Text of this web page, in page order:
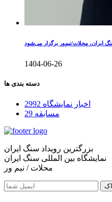
ایران، محلات/نیم‌ور برگزار می‌شود
1404-06-26
دسته بندی ها
اخبار نمایشگاه 2992
مسابقه 29
بزرگترین رویداد سنگ ایران
نمایشگاه بین المللی سنگ ایران
محلات / نیم ور